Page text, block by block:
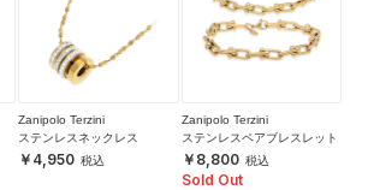
Zanipolo Terzini
ステンレスネックレス
4,950
Zanipolo Terzini
ステンレスペアブレスレット
8,800
Sold Out